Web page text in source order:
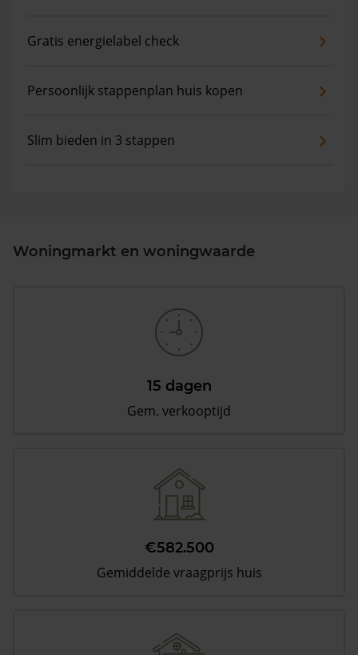
Gratis energielabel check
Persoonlijk stappenplan huis kopen
Slim bieden in 3 stappen
Woningmarkt en woningwaarde
15 dagen
Gem. verkooptijd
€582.500
Gemiddelde vraagprijs huis